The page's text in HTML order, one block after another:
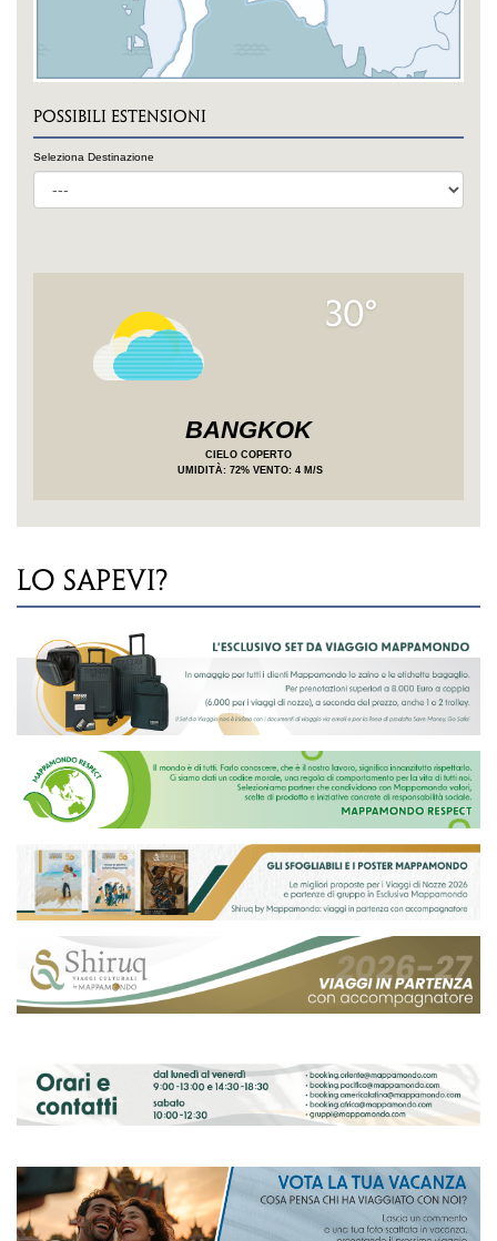
POSSIBILI ESTENSIONI
Seleziona Destinazione
30°
BANGKOK
CIELO COPERTO
UMIDITÀ: 72% VENTO: 4 M/S
LO SAPEVI?